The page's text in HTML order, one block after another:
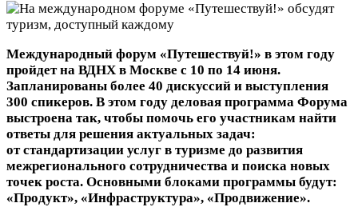
Международный форум «Путешествуй!» в этом году
пройдет на ВДНХ в Москве с 10 по 14 июня.
Запланированы более 40 дискуссий и выступления
300 спикеров. В этом году деловая программа Форума
выстроена так, чтобы помочь его участникам найти
ответы для решения актуальных задач:
от стандартизации услуг в туризме до развития
межрегионального сотрудничества и поиска новых
точек роста. Основными блоками программы будут:
«Продукт», «Инфраструктура», «Продвижение».